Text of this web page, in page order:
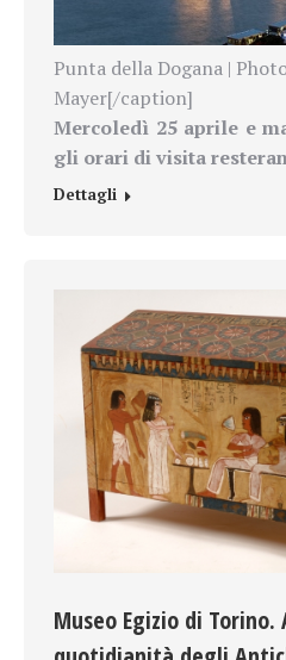
Punta della Dogana |
Mayer[/caption]
Mercoledì 25 aprile e
gli orari di visita
Dettagli
Museo Egizio di